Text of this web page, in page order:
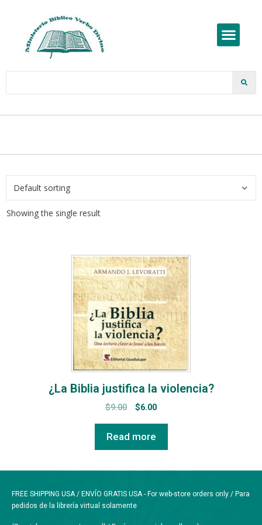
Showing the single result
¿La Biblia justifica la violencia?
$9.00 $6.00
Read more
FREE SHIPPING USA / ENVÍO GRATIS USA - For web-store orders only / Para
pedidos de la librería virtual solamente